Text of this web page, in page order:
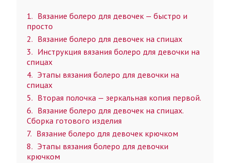
1
Вязание болеро для девочек — быстро и
просто
2
Вязание болеро для девочек на спицах
3
Инструкция вязания болеро для девочки на
спицах
4 Этапы вязания болеро для девочки на
спицах
5
Вторая полочка — зеркальная копия первой.
6
Вязание болеро для девочек на спицах.
Сборка готового изделия
7
Вязание болеро для девочек крючком
8
Этапы вязания болеро для девочки
крючком